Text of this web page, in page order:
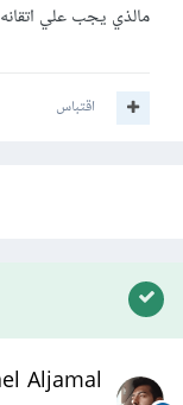
مالذي يجب علي
اقتباس
Aljamal